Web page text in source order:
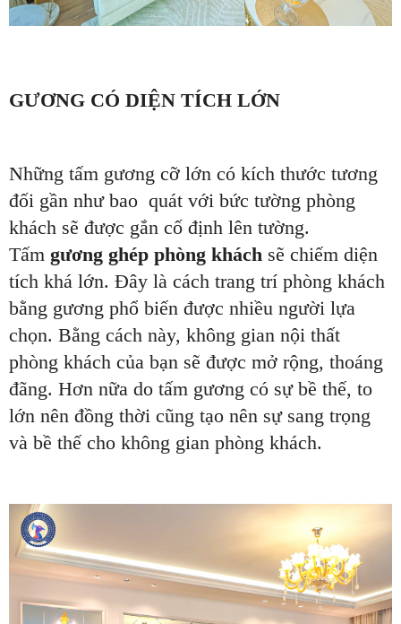
GƯƠNG CÓ DIỆN TÍCH LỚN
Những tấm gương cỡ lớn có kích thước tương
đối gần như bao quát với bức tường phòng
khách sẽ được gắn cố định lên tường.
Tấm gương ghép phòng khách sẽ chiếm diện
tích khá lớn. Đây là cách trang trí phòng khách
bằng gương phổ biến được nhiều người lựa
chọn. Bằng cách này, không gian nội thất
phòng khách của bạn sẽ được mở rộng, thoáng
đãng. Hơn nữa do tấm gương có sự bề thế, to
lớn nên đồng thời cũng tạo nên sự sang trọng
và bề thế cho không gian phòng khách.